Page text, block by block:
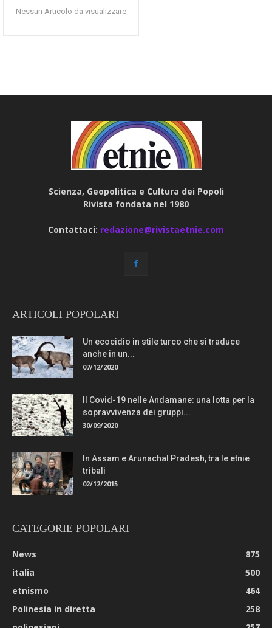
Nessun Articolo da visualizzare
Scienza, Geopolitica e Cultura dei Popoli
Rivista fondata nel 1980
Contattaci: redazione@rivistaetnie.com
ARTICOLI POPOLARI
Un ecocidio in stile turco che si traduce
anche in un...
07/12/2020
Il Covid-19 nelle Andamane: una lotta per la
sopravvivenza dei gruppi...
30/09/2020
In Assam e Arunachal Pradesh, tra le etnie
tribali
02/12/2015
CATEGORIE POPOLARI
News
875
italia
500
etnismo
464
Polinesia in diretta
258